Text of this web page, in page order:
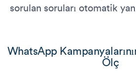
sorulan soruları otomatik
WhatsApp
Ölç